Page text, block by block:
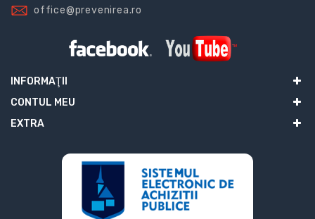
office@prevenirea.ro
INFORMAŢII
CONTUL MEU
EXTRA